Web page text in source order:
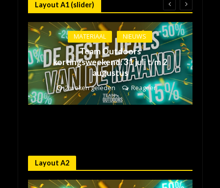
Layout A1 (slider)
MATERIAAL NIEUWS
Team Outdoors
kortingsweekend: 31 juli t/m 2
augustus
2 weken geleden Reageer
Layout A2